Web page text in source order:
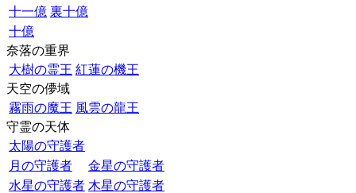
十一億 裏十億
十億
奈落の重界
大樹の霊王 紅蓮の機王
天空の儚域
霧雨の魔王 風雲の龍王
守霊の天体
太陽の守護者
月の守護者
金星の守護者
水星の守護者 木星の守護者